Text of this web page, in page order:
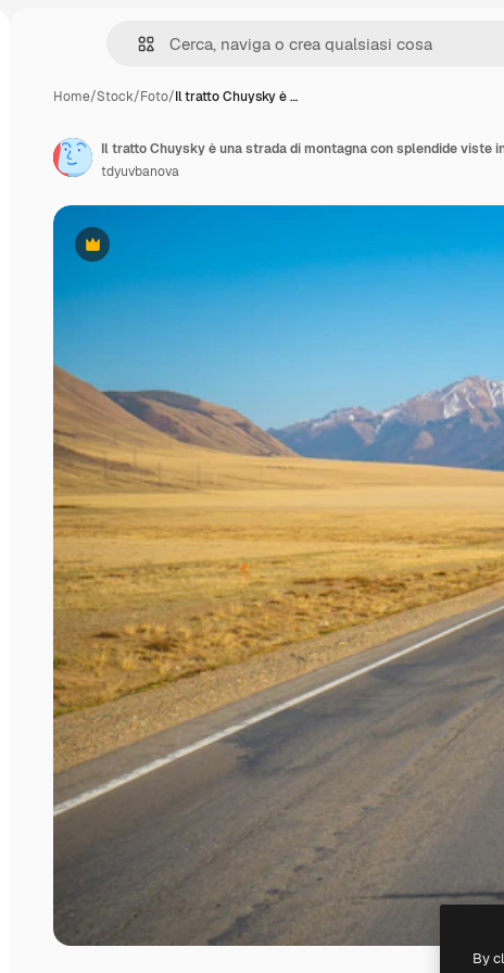
Home/Stock/Foto/Il tratto Chuysky è …
Premium
Il tratto Chuysky è una strada di montagna con splendide viste
tdyuvbanova
By